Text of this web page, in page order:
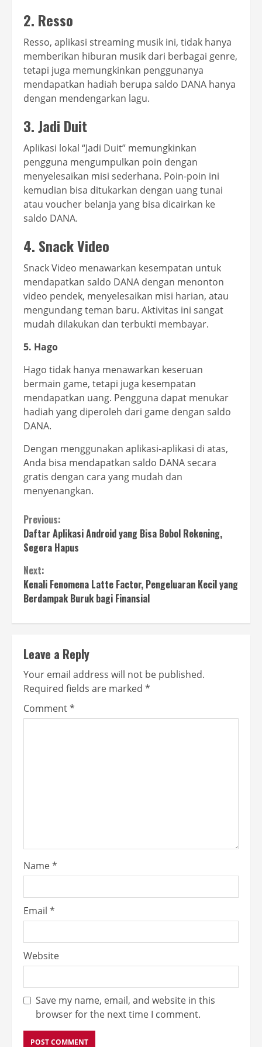
2. Resso
Resso, aplikasi streaming musik ini, tidak hanya
memberikan hiburan musik dari berbagai genre,
tetapi juga memungkinkan penggunanya
mendapatkan hadiah berupa saldo DANA hanya
dengan mendengarkan lagu.
3. Jadi Duit
Aplikasi lokal “Jadi Duit” memungkinkan
pengguna mengumpulkan poin dengan
menyelesaikan misi sederhana. Poin-poin ini
kemudian bisa ditukarkan dengan uang tunai
atau voucher belanja yang bisa dicairkan ke
saldo DANA.
4. Snack Video
Snack Video menawarkan kesempatan untuk
mendapatkan saldo DANA dengan menonton
video pendek, menyelesaikan misi harian, atau
mengundang teman baru. Aktivitas ini sangat
mudah dilakukan dan terbukti membayar.
5. Hago
Hago tidak hanya menawarkan keseruan
bermain game, tetapi juga kesempatan
mendapatkan uang. Pengguna dapat menukar
hadiah yang diperoleh dari game dengan saldo
DANA.
Dengan menggunakan aplikasi-aplikasi di atas,
Anda bisa mendapatkan saldo DANA secara
gratis dengan cara yang mudah dan
menyenangkan.
Continue
Reading
Previous:
Daftar Aplikasi Android yang Bisa Bobol Rekening,
Segera Hapus
Next:
Kenali Fenomena Latte Factor, Pengeluaran Kecil yang
Berdampak Buruk bagi Finansial
Leave a Reply
Your email address will not be published.
Required fields are marked *
Comment*
Name*
Email *
Website
Save my name, email, and website in this
browser for the next time I comment.